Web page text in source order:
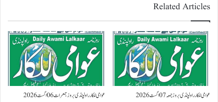
Related Articles
عوامی للکار راولپنڈی بروز جمعہ 07 اگست 2026 عوامی للکار راولپنڈی بروز جمعرات 06 اگست 2026